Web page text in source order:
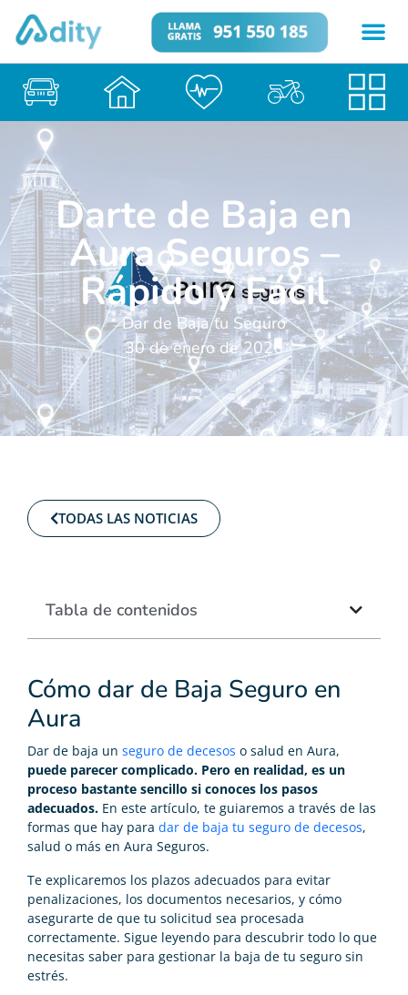
Darte de Baja en
Aura Seguros –
Rápido y Fácil
Dar de Baja tu Seguro
30 de enero de 2026
Cómo dar de Baja Seguro en
Aura
Dar de baja un seguro de decesos o salud en Aura,
puede parecer complicado. Pero en realidad, es un
proceso bastante sencillo si conoces los pasos
adecuados. En este artículo, te guiaremos a través de las
formas que hay para dar de baja tu seguro de decesos,
salud o más en Aura Seguros.
Te explicaremos los plazos adecuados para evitar
penalizaciones, los documentos necesarios, y cómo
asegurarte de que tu solicitud sea procesada
correctamente. Sigue leyendo para descubrir todo lo que
necesitas saber para gestionar la baja de tu seguro sin
estrés.
TODAS LAS NOTICIAS
Tabla de contenidos